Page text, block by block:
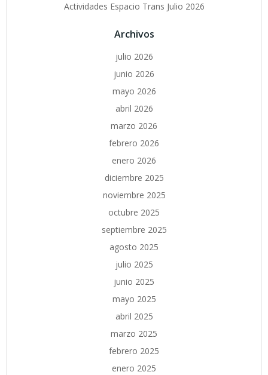
Actividades Espacio Trans Julio 2026
Archivos
julio 2026
junio 2026
mayo 2026
abril 2026
marzo 2026
febrero 2026
enero 2026
diciembre 2025
noviembre 2025
octubre 2025
septiembre 2025
agosto 2025
julio 2025
junio 2025
mayo 2025
abril 2025
marzo 2025
febrero 2025
enero 2025